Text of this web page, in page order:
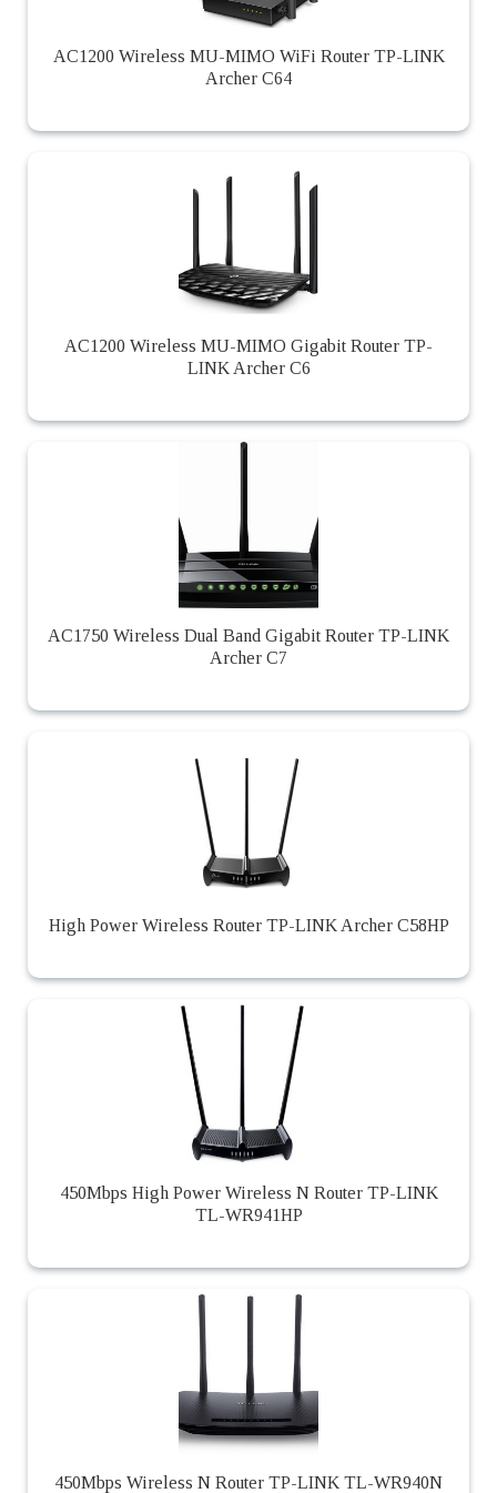
AC1200 Wireless MU-MIMO WiFi Router TP-LINK
Archer C64
AC1200 Wireless MU-MIMO Gigabit Router TP-
LINK Archer C6
AC1750 Wireless Dual Band Gigabit Router TP-LINK
Archer C7
High Power Wireless Router TP-LINK Archer C58HP
450Mbps High Power Wireless N Router TP-LINK
TL-WR941HP
450Mbps Wireless N Router TP-LINK TL-WR940N